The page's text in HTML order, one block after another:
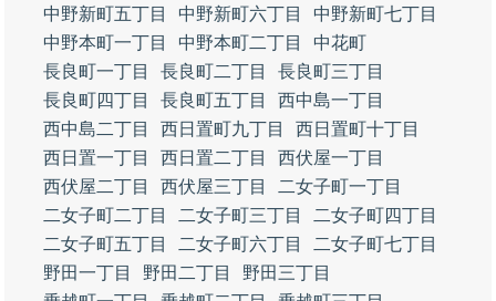
中野新町五丁目
中野新町六丁目
中野新町七丁目
中野本町一丁目
中野本町二丁目
中花町
長良町一丁目
長良町二丁目
長良町三丁目
長良町四丁目
長良町五丁目
西中島一丁目
西中島二丁目
西日置町九丁目
西日置町十丁目
西日置一丁目
西日置二丁目
西伏屋一丁目
西伏屋二丁目
西伏屋三丁目
二女子町一丁目
二女子町二丁目
二女子町三丁目
二女子町四丁目
二女子町五丁目
二女子町六丁目
二女子町七丁目
野田一丁目
野田二丁目
野田三丁目